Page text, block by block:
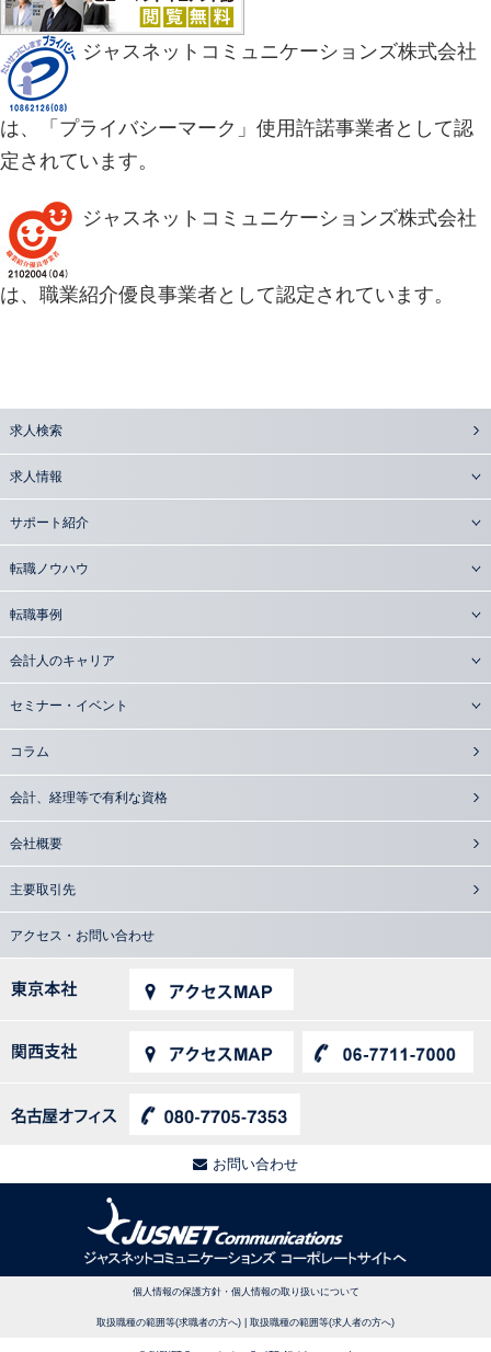
ジャスネットコミュニケーションズ株式会社
は、「プライバシーマーク」使用許諾事業者として認
定されています。
ジャスネットコミュニケーションズ株式会社
は、職業紹介優良事業者として認定されています。
求人検索
求人情報
サポート紹介
転職ノウハウ
転職事例
会計人のキャリア
セミナー・イベント
コラム
会計、経理等で有利な資格
会社概要
主要取引先
アクセス・お問い合わせ
お問い合わせ
個人情報の保護方針・個人情報の取り扱いについて
取扱職種の範囲等(求職者の方へ) 取扱職種の範囲等(求人者の方へ)